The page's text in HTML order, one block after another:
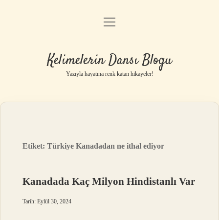
Anasayfa
Yasal Uyarı
menüyü
Kelimelerin Dansı Blogu
Yazıyla hayatına renk katan hikayeler!
Etiket:Türkiye Kanadadan ne ithal ediyor
Kanadada Kaç Milyon Hindistanlı Var
Tarih: Eylül 30, 2024